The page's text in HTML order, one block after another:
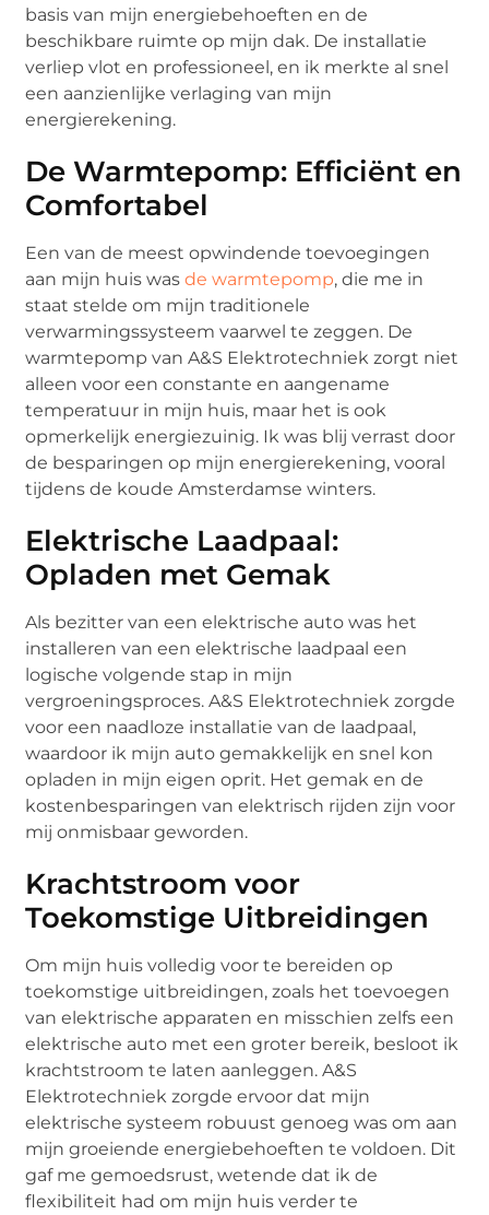
basis van mijn energiebehoeften en de
beschikbare ruimte op mijn dak. De installatie
verliep vlot en professioneel, en ik merkte al snel
een aanzienlijke verlaging van mijn
energierekening.
De Warmtepomp: Efficiënt en
Comfortabel
Een van de meest opwindende toevoegingen
aan mijn huis wasde warmtepomp, die me in
staat stelde om mijn traditionele
verwarmingssysteem vaarwel te zeggen. De
warmtepomp van A&S Elektrotechniek zorgt niet
alleen voor een constante en aangename
temperatuur in mijn huis, maar het is ook
opmerkelijk energiezuinig. Ik was blij verrast door
de besparingen op mijn energierekening, vooral
tijdens de koude Amsterdamse winters.
Elektrische Laadpaal:
Opladen met Gemak
Als bezitter van een elektrische auto was het
installeren van een elektrische laadpaal een
logische volgende stap in mijn
vergroeningsproces. A&S Elektrotechniek zorgde
voor een naadloze installatie van de laadpaal,
waardoor ik mijn auto gemakkelijk en snel kon
opladen in mijn eigen oprit. Het gemak en de
kostenbesparingen van elektrisch rijden zijn voor
mij onmisbaar geworden.
Krachtstroom voor
Toekomstige Uitbreidingen
Om mijn huis volledig voor te bereiden op
toekomstige uitbreidingen, zoals het toevoegen
van elektrische apparaten en misschien zelfs een
elektrische auto met een groter bereik, besloot ik
krachtstroom te laten aanleggen. A&S
Elektrotechniek zorgde ervoor dat mijn
elektrische systeem robuust genoeg was om aan
mijn groeiende energiebehoeften te voldoen. Dit
gaf me gemoedsrust, wetende dat ik de
flexibiliteit had om mijn huis verder te